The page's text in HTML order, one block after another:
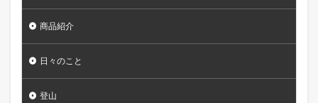
商品紹介
日々のこと
登山